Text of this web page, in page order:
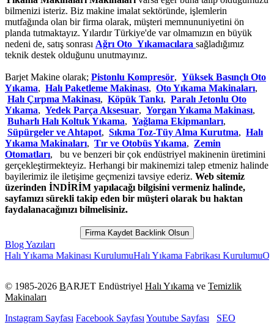
bilmenizi isteriz. Biz makine imalat sektöründe, işlemlerin
mutfağında olan bir firma olarak, müşteri memnununiyetini ön
planda tutmaktayız. Yılardır Türkiye'de var olmamızın en büyük
nedeni de, satış sonrası Ağrı Oto Yıkamacılara sağladığımız
teknik destek olduğunu unutmayınız.
Barjet Makine olarak; Pistonlu Kompresör, Yüksek Basınçlı Oto
Yıkama, Halı Paketleme Makinası, Oto Yıkama Makinaları,
Halı Çırpma Makinası, Köpük Tankı, Paralı Jetonlu Oto
Yıkama, Yedek Parça Aksesuar, Yorgan Yıkama Makinası,
Buharlı Halı Koltuk Yıkama, Yağlama Ekipmanları,
Süpürgeler ve Ahtapot, Sıkma Toz-Tüy Alma Kurutma, Halı
Yıkama Makinaları, Tır ve Otobüs Yıkama, Zemin
Otomatları, bu ve benzeri bir çok endüstriyel makinenin üretimini
gerçekleştirmekteyiz. Herhangi bir makinemizi talep etmeniz halinde
bayilerimiz ile iletişime geçmenizi tavsiye ederiz. Web sitemiz
üzerinden İNDİRİM yapılacağı bilgisini vermeniz halinde,
sayfamızı sürekli takip eden bir müşteri olarak bu haktan
faydalanacağınızı bilmelisiniz.
Firma Kaydet Backlink Olsun
Blog Yazıları
Makinası KurulumuHalı Yıkama Fabrikası KurulumuOto
© 1985-2026 BARJET Endüstriyel Halı Yıkama ve Temizlik
Makinaları
Instagram Sayfası Facebook SayfasıYoutube Sayfası SEO